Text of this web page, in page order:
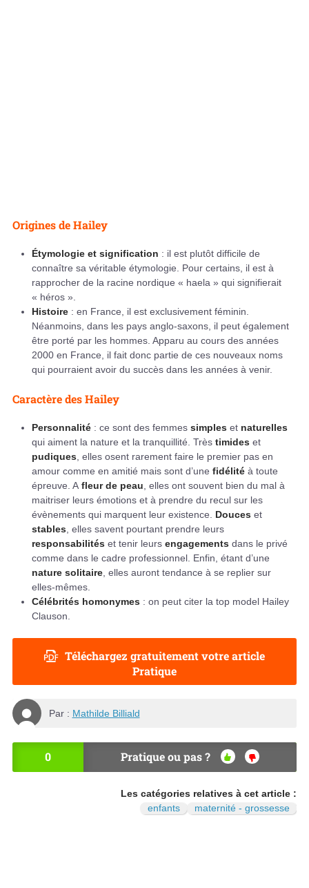
Origines de Hailey
Étymologie et signification : il est plutôt difficile de
connaître sa véritable étymologie. Pour certains, il est à
rapprocher de la racine nordique « haela » qui signifierait
« héros ».
Histoire : en France, il est exclusivement féminin.
Néanmoins, dans les pays anglo-saxons, il peut également
être porté par les hommes. Apparu au cours des années
2000 en France, il fait donc partie de ces nouveaux noms
qui pourraient avoir du succès dans les années à venir.
Caractère des Hailey
Personnalité : ce sont des femmes simples et naturelles
qui aiment la nature et la tranquillité. Très timides et
pudiques , elles osent rarement faire le premier pas en
amour comme en amitié mais sont d’une fidélité à toute
épreuve. A fleur de peau , elles ont souvent bien du mal à
maitriser leurs émotions et à prendre du recul sur les
évènements qui marquent leur existence. Douces et
stables , elles savent pourtant prendre leurs
responsabilités et tenir leurs engagements dans le privé
comme dans le cadre professionnel. Enfin, étant d’une
nature solitaire , elles auront tendance à se replier sur
elles-mêmes.
Célébrités homonymes : on peut citer la top model Hailey
Clauson.
Téléchargez gratuitement votre article
Pratique
Par : Mathilde Billiald
0 Pratique ou pas ?
OU
NO
N
Les catégories relatives à cet article :
enfants
maternité - grossesse